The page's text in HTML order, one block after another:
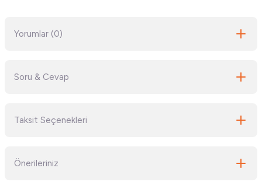
Yorumlar (0)
Soru & Cevap
Taksit Seçenekleri
Önerileriniz